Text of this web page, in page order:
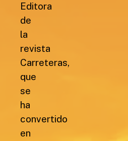
Editora
de
la
revista
Carreteras,
que
se
ha
convertido
en